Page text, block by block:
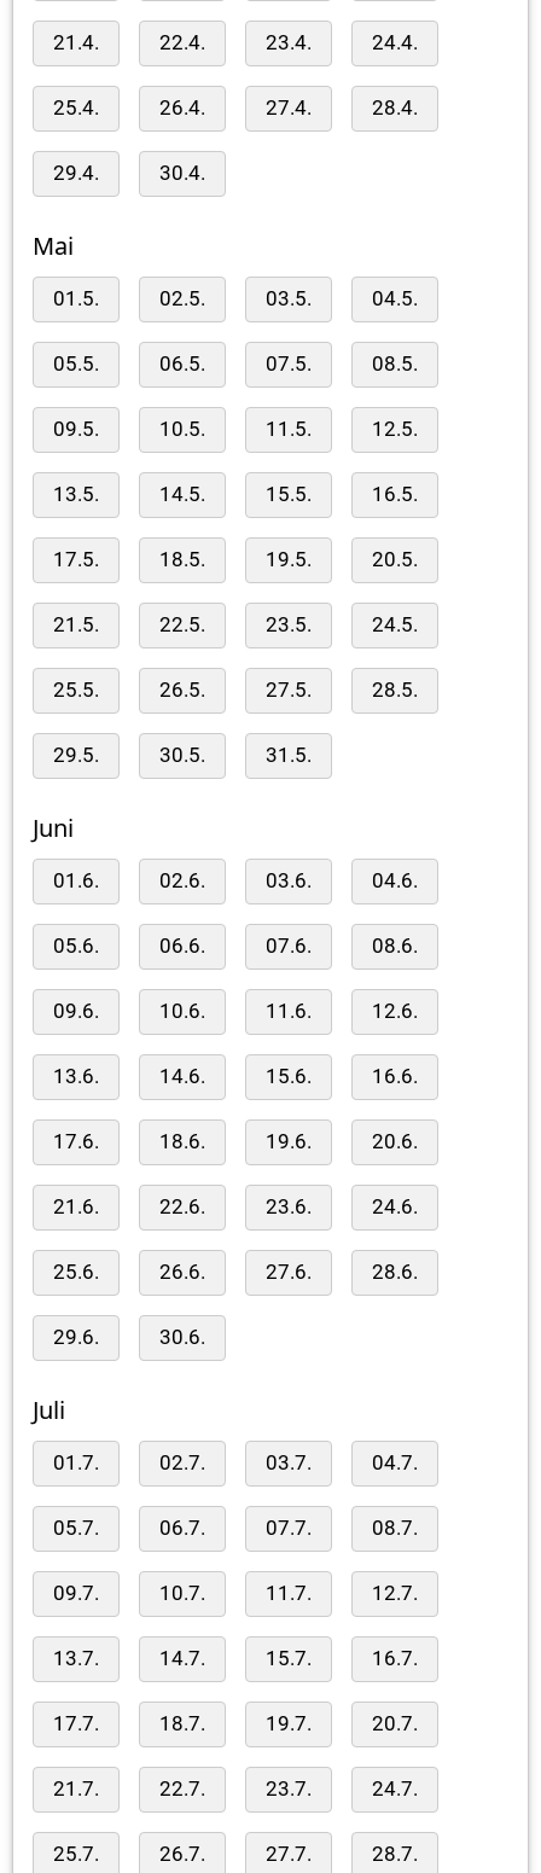
21.4. 22.4. 23.4. 24.4.
25.4. 26.4. 27.4. 28.4.
29.4. 30.4.
Mai
01.5. 02.5. 03.5. 04.5.
05.5. 06.5. 07.5. 08.5.
09.5. 10.5. 11.5. 12.5.
13.5. 14.5. 15.5. 16.5.
17.5. 18.5. 19.5. 20.5.
21.5. 22.5. 23.5. 24.5.
25.5. 26.5. 27.5. 28.5.
29.5. 30.5. 31.5.
Juni
01.6. 02.6. 03.6. 04.6.
05.6. 06.6. 07.6. 08.6.
09.6. 10.6. 11.6. 12.6.
13.6. 14.6. 15.6. 16.6.
17.6. 18.6. 19.6. 20.6.
21.6. 22.6. 23.6. 24.6.
25.6. 26.6. 27.6. 28.6.
29.6. 30.6.
Juli
01.7. 02.7. 03.7. 04.7.
05.7. 06.7. 07.7. 08.7.
09.7. 10.7. 11.7. 12.7.
13.7. 14.7. 15.7. 16.7.
17.7. 18.7. 19.7. 20.7.
21.7. 22.7. 23.7. 24.7.
25.7. 26.7. 27.7. 28.7.